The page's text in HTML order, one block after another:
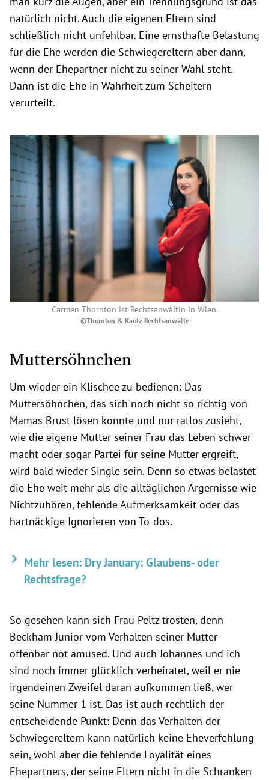
natürlich nicht. Auch die eigenen Eltern sind
schließlich nicht unfehlbar. Eine ernsthafte Belastung
für die Ehe werden die Schwiegereltern aber dann,
wenn der Ehepartner nicht zu seiner Wahl steht.
Dann ist die Ehe in Wahrheit zum Scheitern
verurteilt.
Carmen Thornton ist Rechtsanwältin in Wien.
©Thornton & Kautz Rechtsanwälte
Muttersöhnchen
Um wieder ein Klischee zu bedienen: Das
Muttersöhnchen, das sich noch nicht so richtig von
Mamas Brust lösen konnte und nur ratlos zusieht,
wie die eigene Mutter seiner Frau das Leben schwer
macht oder sogar Partei für seine Mutter ergreift,
wird bald wieder Single sein. Denn so etwas belastet
die Ehe weit mehr als die alltäglichen Ärgernisse wie
Nichtzuhören, fehlende Aufmerksamkeit oder das
hartnäckige Ignorieren von To-dos.
Mehr lesen: Dry January: Glaubens- oder
Rechtsfrage?
So gesehen kann sich Frau Peltz trösten, denn
Beckham Junior vom Verhalten seiner Mutter
offenbar not amused. Und auch Johannes und ich
sind noch immer glücklich verheiratet, weil er nie
irgendeinen Zweifel daran aufkommen ließ, wer
seine Nummer 1 ist. Das ist auch rechtlich der
entscheidende Punkt: Denn das Verhalten der
Schwiegereltern kann natürlich keine Eheverfehlung
sein, wohl aber die fehlende Loyalität eines
Ehepartners, der seine Eltern nicht in die Schranken